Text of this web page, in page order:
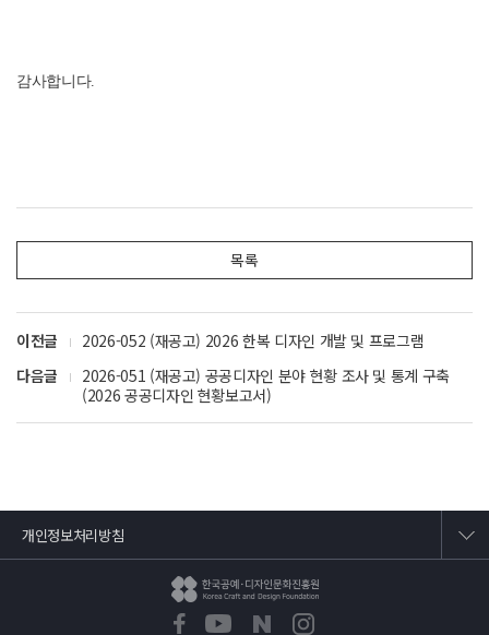
감사합니다.
목록
이전글
2026-052 (재공고) 2026 한복 디자인 개발 및 프로그램
다음글
2026-051 (재공고) 공공디자인 분야 현황 조사 및 통계 구축
(2026 공공디자인 현황보고서)
개인정보처리방침